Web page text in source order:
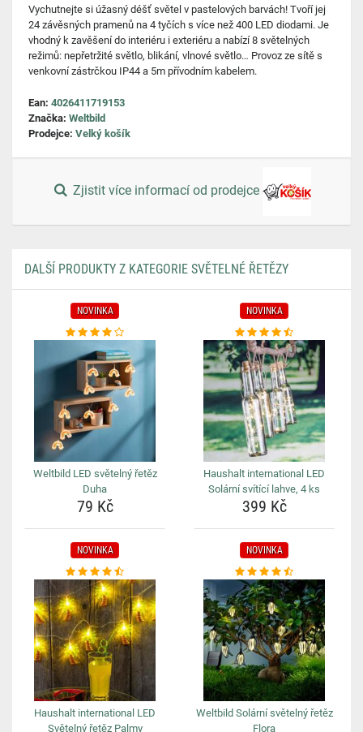
Vychutnejte si úžasný déšť světel v pastelových barvách! Tvoří jej
24 závěsných pramenů na 4 tyčích s více než 400 LED diodami. Je
vhodný k zavěšení do interiéru i exteriéru a nabízí 8 světelných
režimů: nepřetržité světlo, blikání, vlnové světlo… Provoz ze sítě s
venkovní zástrčkou IP44 a 5m přívodním kabelem.
Ean: 4026411719153
Značka: Weltbild
Prodejce: Velký košík
Zjistit více informací od prodejce
DALŠÍ PRODUKTY Z KATEGORIE SVĚTELNÉ ŘETĚZY
NOVINKA
Weltbild LED světelný řetěz
Duha
79 Kč
NOVINKA
Haushalt international LED
Solární svítící lahve, 4 ks
399 Kč
NOVINKA
Haushalt international LED
Světelný řetěz Palmy
NOVINKA
Weltbild Solární světelný řetěz
Flora